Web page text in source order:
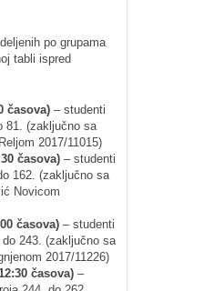
po grupama
tabli ispred
časova) – studenti
81. (zaključno sa
2017/11015)
časova) – studenti
162. (zaključno sa
Novicom
časova) – studenti
243. (zaključno sa
2017/11226)
časova) –